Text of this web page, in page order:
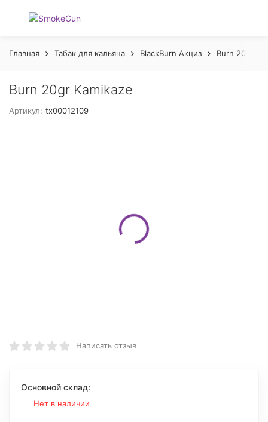
Главная Табак для кальяна BlackBurn Акциз Burn 20 gr
Burn 20gr Kamikaze
Артикул: tx00012109
Написать отзыв
Основной склад:
Нет в наличии